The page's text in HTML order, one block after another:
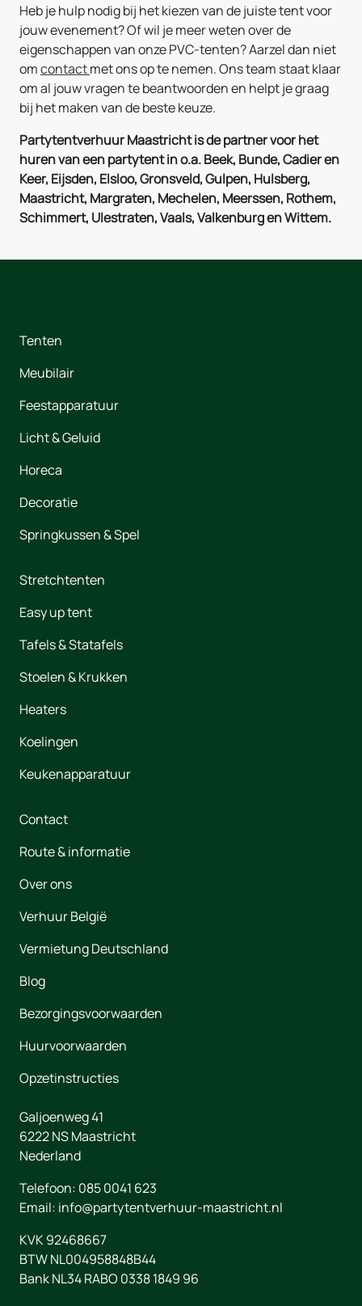
Heb je hulp nodig bij het kiezen van de juiste tent voor
jouw evenement? Of wil je meer weten over de
eigenschappen van onze PVC-tenten? Aarzel dan niet
omcontactmet ons op te nemen. Ons team staat klaar
om al jouw vragen te beantwoorden en helpt je graag
bij het maken van de beste keuze.
Partytentverhuur Maastricht is de partner voor het
huren van een partytent in o.a. Beek, Bunde, Cadier en
Keer, Eijsden, Elsloo, Gronsveld, Gulpen, Hulsberg,
Maastricht, Margraten, Mechelen, Meerssen, Rothem,
Schimmert, Ulestraten, Vaals, Valkenburg en Wittem.
Tenten
Meubilair
Feestapparatuur
Licht & Geluid
Horeca
Decoratie
Springkussen & Spel
Stretchtenten
Easy up tent
Tafels & Statafels
Stoelen & Krukken
Heaters
Koelingen
Keukenapparatuur
Contact
Route & informatie
Over ons
Verhuur België
Vermietung Deutschland
Blog
Bezorgingsvoorwaarden
Huurvoorwaarden
Opzetinstructies
Galjoenweg 41
6222 NSMaastricht
Nederland
Telefoon: 085 0041 623
Email: info@partytentverhuur-maastricht.nl
KVK 92468667
BTW NL004958848B44
Bank NL34 RABO 0338 1849 96